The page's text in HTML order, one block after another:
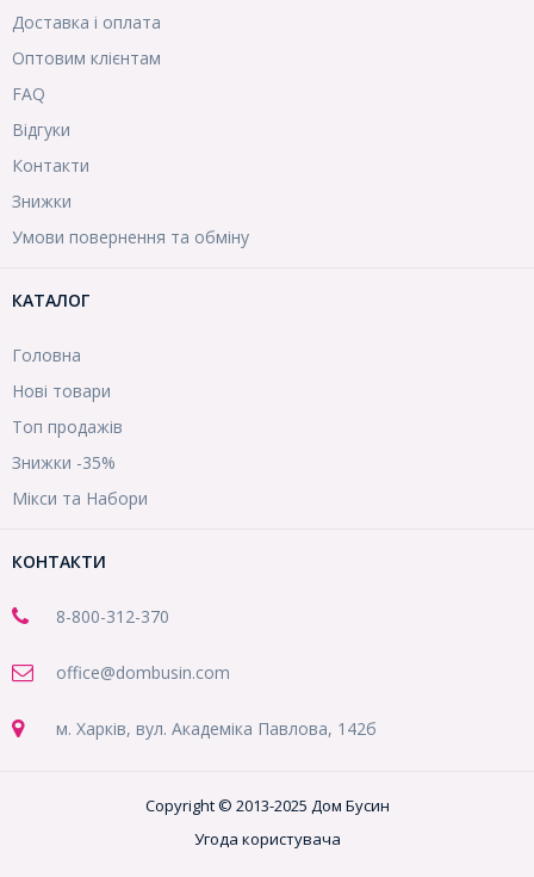
Доставка і оплата
Оптовим клієнтам
FAQ
Відгуки
Контакти
Знижки
Умови повернення та обміну
КАТАЛОГ
Головна
Нові товари
Топ продажів
Знижки -35%
Мікси та Набори
КОНТАКТИ
8-800-312-370
office@dombusin.com
м. Харків, вул. Академіка Павлова, 142б
Copyright © 2013-2025 Дом Бусин
Угода користувача